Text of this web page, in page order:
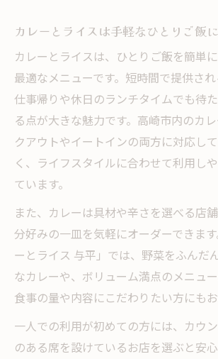
カレーとライスは手軽なひとりご飯
カレーとライスは、ひとりご飯を簡単
最適なメニューです。短時間で提供され
仕事帰りや休日のランチタイムでも待
る点が大きな魅力です。高崎市内のカ
クアウトやイートインの両方に対応し
く、ライフスタイルに合わせて利用し
ています。
また、カレーは具材や辛さを選べる店
分好みの一皿を気軽にオーダーできま
ーとライス 与平」では、野菜をふんだ
なカレーや、ボリューム満点のメニュー
食事の量や内容にこだわりたい方にもお
一人での利用が初めての方には、カウ
のある席を設けているお店を選ぶと安